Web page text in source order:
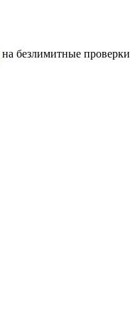
на безлимитные проверки